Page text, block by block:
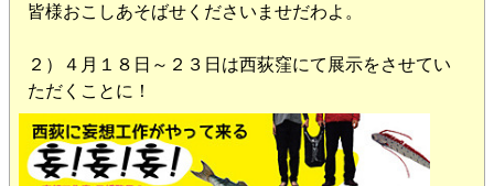
皆様おこしあそばせくださいませだわよ。
２）４月１８日～２３日は西荻窪にて展示をさせてい
ただくことに！